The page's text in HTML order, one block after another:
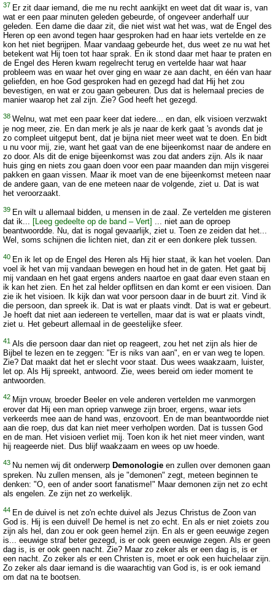
37 Er zit daar iemand, die me nu recht aankijkt en weet dat dit waar is, van
wat er een paar minuten geleden gebeurde, of ongeveer anderhalf uur
geleden. Een dame die daar zit, die niet wist wat het was, wat de Engel des
Heren op een avond tegen haar gesproken had en haar iets vertelde en ze
kon het niet begrijpen. Maar vandaag gebeurde het, dus weet ze nu wat het
betekent wat Hij toen tot haar sprak. En ik stond daar met haar te praten en
de Engel des Heren kwam regelrecht terug en vertelde haar wat haar
probleem was en waar het over ging en waar ze aan dacht, en één van haar
geliefden, en hoe God gesproken had en gezegd had dat Hij het zou
bevestigen, en wat er zou gaan gebeuren. Dus dat is helemaal precies de
manier waarop het zal zijn. Zie? God heeft het gezegd.
38 Welnu, wat met een paar keer dat iedere... en dan, elk visioen verzwakt
je nog meer, zie. En dan merk je als je naar de kerk gaat 's avonds dat je
zo compleet uitgeput bent, dat je bijna niet meer weet wat te doen. En bidt
u nu voor mij, zie, want het gaat van de ene bijeenkomst naar de andere en
zo door. Als dit de enige bijeenkomst was zou dat anders zijn. Als ik naar
huis ging en niets zou gaan doen voor een paar maanden dan mijn visgerei
pakken en gaan vissen. Maar ik moet van de ene bijeenkomst meteen naar
de andere gaan, van de ene meteen naar de volgende, ziet u. Dat is wat
het veroorzaakt.
39 En wilt u allemaal bidden, u mensen in de zaal. Ze vertelden me gisteren
dat ik... [Leeg gedeelte op de band – Vert] ... niet aan de oproep
beantwoordde. Nu, dat is nogal gevaarlijk, ziet u. Toen ze zeiden dat het...
Wel, soms schijnen die lichten niet, dan zit er een donkere plek tussen.
40 En ik let op de Engel des Heren als Hij hier staat, ik kan het voelen. Dan
voel ik het van mij vandaan bewegen en houd het in de gaten. Het gaat bij
mij vandaan en het gaat ergens anders naartoe en gaat daar even staan en
ik kan het zien. En het zal helder opflitsen en dan komt er een visioen. Dan
zie ik het visioen. Ik kijk dan wat voor persoon daar in de buurt zit. Vind ik
die persoon, dan spreek ik. Dat is wat er plaats vindt. Dat is wat er gebeurt.
Je hoeft dat niet aan iedereen te vertellen, maar dat is wat er plaats vindt,
ziet u. Het gebeurt allemaal in de geestelijke sfeer.
41 Als die persoon daar dan niet op reageert, zou het net zijn als hier de
Bijbel te lezen en te zeggen: "Er is niks van aan", en er van weg te lopen.
Zie? Dat maakt dat het er slecht voor staat. Dus wees waakzaam, luister,
let op. Als Hij spreekt, antwoord. Zie, wees bereid om ieder moment te
antwoorden.
42 Mijn vrouw, broeder Beeler en vele anderen vertelden me vanmorgen
erover dat Hij een man opriep vanwege zijn broer, ergens, waar iets
verkeerds mee aan de hand was, enzovoort. En de man beantwoordde niet
aan die roep, dus dat kan niet meer verholpen worden. Dat is tussen God
en de man. Het visioen verliet mij. Toen kon ik het niet meer vinden, want
hij reageerde niet. Dus blijf waakzaam en wees op uw hoede.
43 Nu nemen wij dit onderwerp Demonologie en zullen over demonen gaan
spreken. Nu zullen mensen, als je "demonen" zegt, meteen beginnen te
denken: "O, een of ander soort fanatisme!" Maar demonen zijn net zo echt
als engelen. Ze zijn net zo werkelijk.
44 En de duivel is net zo'n echte duivel als Jezus Christus de Zoon van
God is. Hij is een duivel! De hemel is net zo echt. En als er niet zoiets zou
zijn als hel, dan zou er ook geen hemel zijn. En als er geen eeuwige zegen
is... eeuwige straf beter gezegd, is er ook geen eeuwige zegen. Als er geen
dag is, is er ook geen nacht. Zie? Maar zo zeker als er een dag is, is er
een nacht. Zo zeker als er een Christen is, moet er ook een huichelaar zijn.
Zo zeker als daar iemand is die waarachtig van God is, is er ook iemand
om dat na te bootsen.